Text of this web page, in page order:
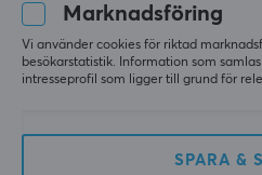
(100)
Marknadsföring
Vi använder cookies för riktad
besökarstatistik. Information som
intresseprofil som ligger till grund för
SPARA &